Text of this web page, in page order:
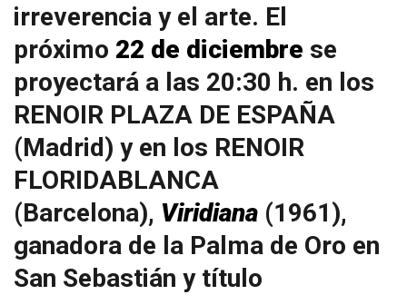
irreverencia y el arte. El
próximo 22 de diciembre se
proyectará a las 20:30 h. en los
RENOIR PLAZA DE ESPAÑA
(Madrid) y en los RENOIR
FLORIDABLANCA
(Barcelona), Viridiana (1961),
ganadora de la Palma de Oro en
San Sebastián y título